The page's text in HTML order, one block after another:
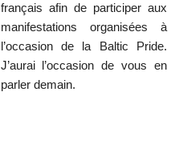
français afin de participer aux
manifestations organisées à
l’occasion de la Baltic Pride.
J’aurai l’occasion de vous en
parler demain.